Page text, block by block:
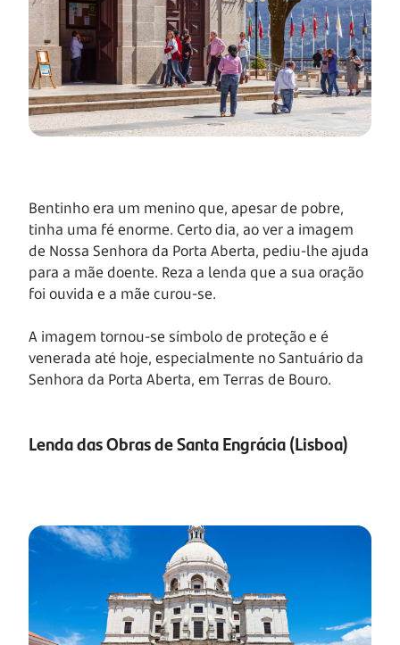
Bentinho era um menino que, apesar de pobre,
tinha uma fé enorme. Certo dia, ao ver a imagem
de Nossa Senhora da Porta Aberta, pediu-lhe ajuda
para a mãe doente. Reza a lenda que a sua oração
foi ouvida e a mãe curou-se.
A imagem tornou-se símbolo de proteção e é
venerada até hoje, especialmente no Santuário da
Senhora da Porta Aberta, em Terras de Bouro.
Lenda das Obras de Santa Engrácia (Lisboa)